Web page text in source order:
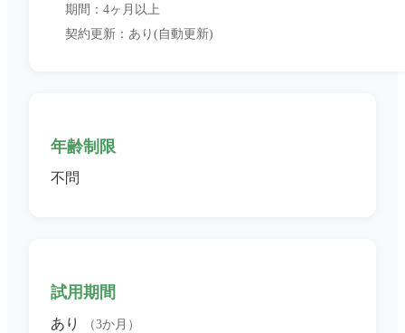
期間：4ヶ月以上
契約更新：あり(自動更新)
年齢制限
不問
試用期間
あり （3か月）